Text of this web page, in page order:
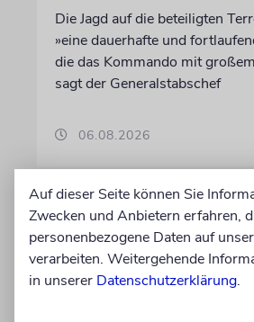
Die Jagd auf die beteiligten
»eine dauerhafte und
die das Kommando mit
sagt der Generalstabschef
06.08.2026
Auf dieser Seite können Sie
Zwecken und Anbietern erfahren,
personenbezogene Daten auf
verarbeiten. Weitergehende
in unserer Datenschutzerklärung.